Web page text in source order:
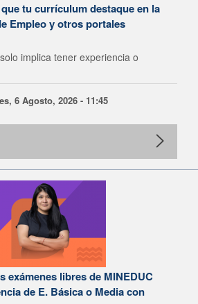
tu currículum destaque en la
Empleo y otros portales
implica tener experiencia o
6 Agosto, 2026 - 11:45
exámenes libres de MINEDUC
de E. Básica o Media con